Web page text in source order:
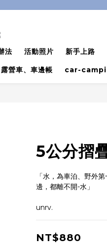
法 活動照片 新手上路
營車、車邊帳 car-
5公分摺
「水，為車泊、野外
邊，都離不開-水」
unrv.
NT$880